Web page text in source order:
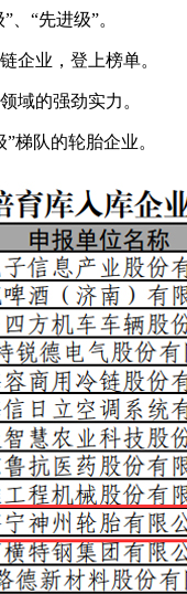
“先进级”。
企业，登上榜单。
域的强劲实力。
梯队的轮胎企业。